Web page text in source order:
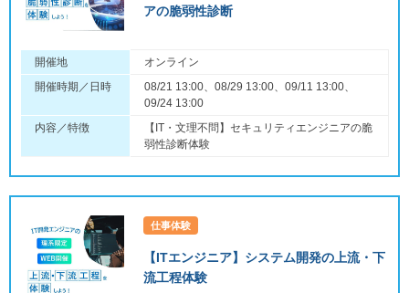
アの脆弱性診断
開催地
オンライン
開催時期／日時
08/21 13:00、08/29 13:00、09/11 13:00、
09/24 13:00
内容／特徴
【IT・文理不問】セキュリティエンジニアの脆
弱性診断体験
仕事体験
【ITエンジニア】システム開発の上流・下
流工程体験